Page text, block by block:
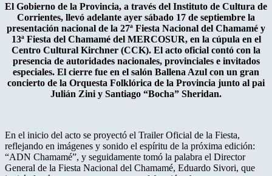
El Gobierno de la Provincia, a través del Instituto de Cultura de
Corrientes, llevó adelante ayer sábado 17 de septiembre la
presentación nacional de la 27ª Fiesta Nacional del Chamamé y
13ª Fiesta del Chamamé del MERCOSUR, en la cúpula en el
Centro Cultural Kirchner (CCK). El acto oficial contó con la
presencia de autoridades nacionales, provinciales e invitados
especiales. El cierre fue en el salón Ballena Azul con un gran
concierto de la Orquesta Folklórica de la Provincia junto al pai
Julián Zini y Santiago “Bocha” Sheridan.
En el inicio del acto se proyectó el Trailer Oficial de la Fiesta,
reflejando en imágenes y sonido el espíritu de la próxima edición:
“ADN Chamamé”, y seguidamente tomó la palabra el Director
General de la Fiesta Nacional del Chamamé, Eduardo Sivori, que